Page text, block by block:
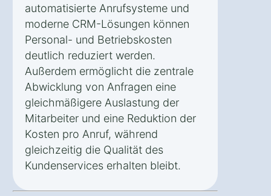
automatisierte Anrufsysteme und
moderne CRM-Lösungen können
Personal- und Betriebskosten
deutlich reduziert werden.
Außerdem ermöglicht die zentrale
Abwicklung von Anfragen eine
gleichmäßigere Auslastung der
Mitarbeiter und eine Reduktion der
Kosten pro Anruf, während
gleichzeitig die Qualität des
Kundenservices erhalten bleibt.